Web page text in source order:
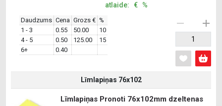
atlaide: € %
Daudzums Cena Grozs € %
1 - 3
0.55 50.00
10
4 - 5
0.50 125.00
15
6+
0.40
Līmlapiņas 76x102
Līmlapiņas Pronoti 76x102mm dzeltenas